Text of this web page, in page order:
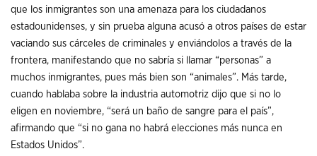
que los inmigrantes son una amenaza para los ciudadanos
estadounidenses, y sin prueba alguna acusó a otros países de estar
vaciando sus cárceles de criminales y enviándolos a través de la
frontera, manifestando que no sabría si llamar “personas” a
muchos inmigrantes, pues más bien son “animales”. Más tarde,
cuando hablaba sobre la industria automotriz dijo que si no lo
eligen en noviembre, “será un baño de sangre para el país”,
afirmando que “si no gana no habrá elecciones más nunca en
Estados Unidos”.